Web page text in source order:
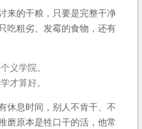
来的干粮，只要是完整干净
吃粗劣、发霉的食物，还有
义学院。
才算好。
休息时间，别人不肯干、不
磨原本是牲口干的活，他常